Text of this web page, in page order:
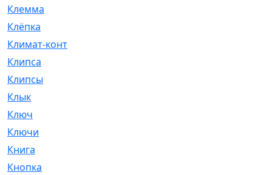
Клемма
Клёпка
Климат-контроль
Клипса
Клипсы
Клык
Ключ
Ключи
Книга
Кнопка